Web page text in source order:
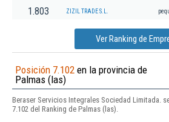
1.803 ZIZIL TRADE S.L.
Ver Ranking de
Posición 7.102 en la provincia de
Palmas (las)
Beraser Servicios Integrales Sociedad Limitada.
7.102 del Ranking de Palmas (las).